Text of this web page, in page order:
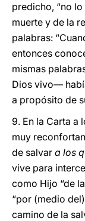
predicho, “no
muerte y de la
palabras:
entonces
mismas
Dios vivo—
a propósito de
9. En la Carta a
muy
de salvar a los
vive para
como Hijo “de
“por (medio
camino de la